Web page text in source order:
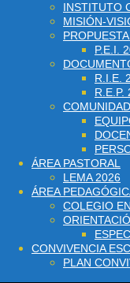
INSTITUTO
MISIÓN-
P.E.I.
R.I.E.
R.E.P.
ÁREA PASTORAL
LEMA 2026
ÁREA
COLEGIO
CONVIVENCIA
PLAN